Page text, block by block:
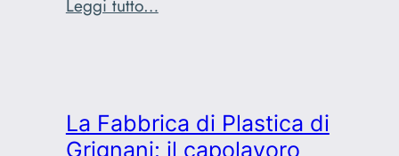
Leggi tutto…
perché
La Fabbrica di Plastica di
Grignani: il capolavoro